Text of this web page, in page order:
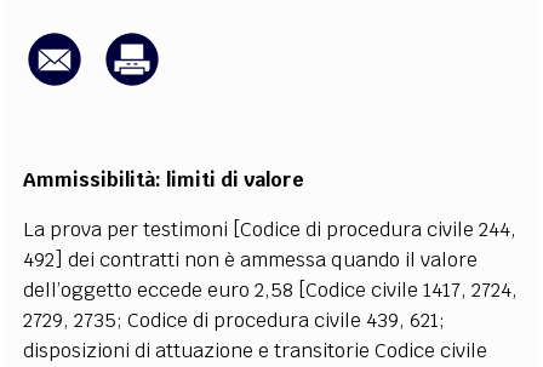
CODICI RUBRICHE
Ammissibilità: limiti di valore
La prova per testimoni [Codice di procedura civile 244,
492] dei contratti non è ammessa quando il valore
dell’oggetto eccede euro 2,58 [Codice civile 1417, 2724,
2729, 2735; Codice di procedura civile 439, 621;
disposizioni di attuazione e transitorie Codice civile